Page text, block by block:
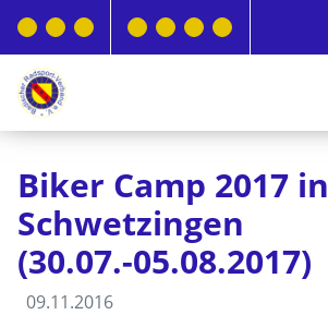
Biker Camp 2017 in
Schwetzingen
(30.07.-05.08.2017)
09.11.2016